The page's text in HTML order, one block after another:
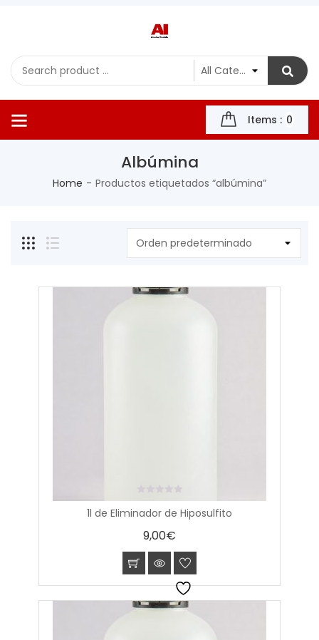
Items : 0
Albúmina
Home Productos etiquetados “albúmina”
1l de Eliminador de Hiposulfito
0
out
9,00€